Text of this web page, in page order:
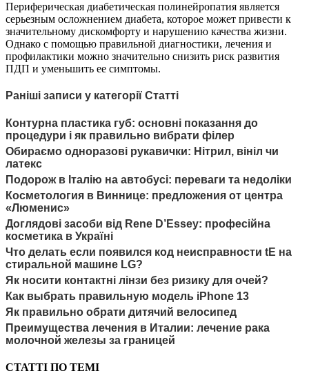
Периферическая диабетическая полинейропатия является
серьезным осложнением диабета, которое может привести к
значительному дискомфорту и нарушению качества жизни.
Однако с помощью правильной диагностики, лечения и
профилактики можно значительно снизить риск развития
ПДП и уменьшить ее симптомы.
Раніші записи у категорії Статті
Контурна пластика губ: основні показання до
процедури і як правильно вибрати філер
Обираємо одноразові рукавички: Нітрил, вініл чи
латекс
Подорож в Італію на автобусі: переваги та недоліки
Косметология в Виннице: предложения от центра
«Люменис»
Доглядові засоби від Rene D’Essey: професійна
косметика в Україні
Что делать если появился код неисправности tE на
стиральной машине LG?
Як носити контактні лінзи без ризику для очей?
Как выбрать правильную модель iPhone 13
Як правильно обрати дитячий велосипед
Преимущества лечения в Италии: лечение рака
молочной железы за границей
СТАТТІ ПО ТЕМІ